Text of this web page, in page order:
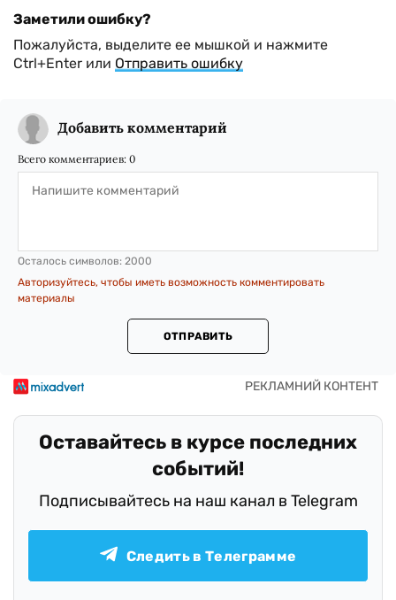
Заметили ошибку?
Пожалуйста, выделите ее мышкой и нажмите
Ctrl+Enter или Отправить ошибку
Добавить комментарий
Всего комментариев: 0
Осталось символов: 2000
Авторизуйтесь, чтобы иметь возможность комментировать
материалы
ОТПРАВИТЬ
Оставайтесь в курсе последних
событий!
Подписывайтесь на наш канал в Telegram
Следить в Телеграмме